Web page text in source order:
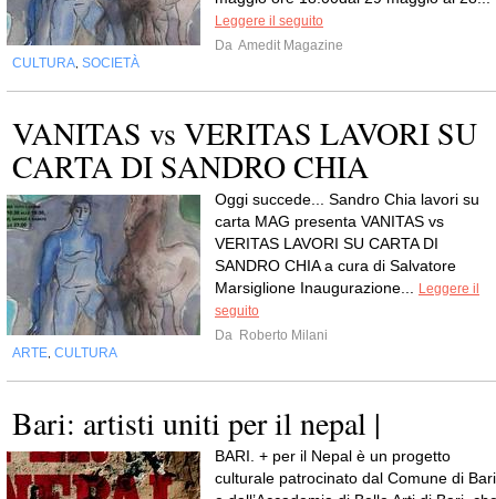
Leggere il seguito
Da Amedit Magazine
CULTURA SOCIETÀ
VANITAS vs VERITAS LAVORI SU
CARTA DI SANDRO CHIA
Oggi succede... Sandro Chia lavori su
carta MAG presenta VANITAS vs
VERITAS LAVORI SU CARTA DI
SANDRO CHIA a cura di Salvatore
Marsiglione Inaugurazione...
Leggere il
seguito
Da Roberto Milani
ARTE CULTURA
Bari: artisti uniti per il nepal |
BARI. + per il Nepal è un progetto
culturale patrocinato dal Comune di Bari